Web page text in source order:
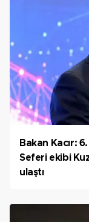
Bakan Kacır:
Seferi ekibi
ulaştı